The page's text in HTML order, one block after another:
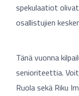
spekulaatiot
osallistujien
Tänä vuonna
senioriteettia.
Ruola sekä Riku